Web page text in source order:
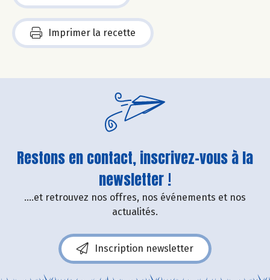
Imprimer la recette
Restons en contact, inscrivez-vous à la
newsletter !
....et retrouvez nos offres, nos événements et nos
actualités.
Inscription newsletter